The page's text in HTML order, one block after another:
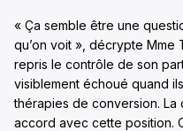
« Ça semble être une
qu’on voit », décrypte Mme
repris le contrôle de son
visiblement échoué quand
thérapies de conversion. La
accord avec cette position.